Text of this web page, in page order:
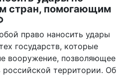
стран, помогающим
право наносить удары
государств, которые
вооружение, позволяющее
российской территории. Об